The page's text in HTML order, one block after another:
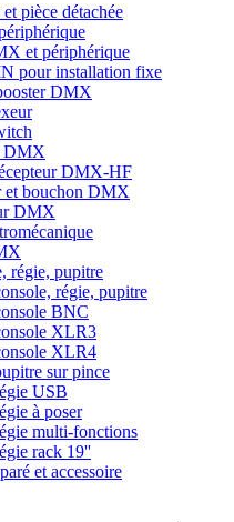
pièce détachée
et périphérique
pour installation fixe
DMX
DMX
DMX-HF
et bouchon DMX
DMX
régie, pupitre
régie, pupitre
BNC
XLR3
XLR4
sur pince
USB
à poser
multi-fonctions
rack 19''
et accessoire